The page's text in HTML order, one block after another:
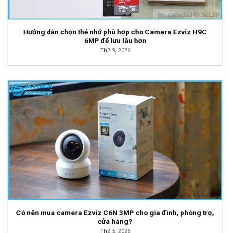
Hướng dẫn chọn thẻ nhớ phù hợp cho Camera Ezviz H9C
6MP để lưu lâu hơn
Th2 9, 2026
Có nên mua camera Ezviz C6N 3MP cho gia đình, phòng trọ,
cửa hàng?
Th2 5, 2026